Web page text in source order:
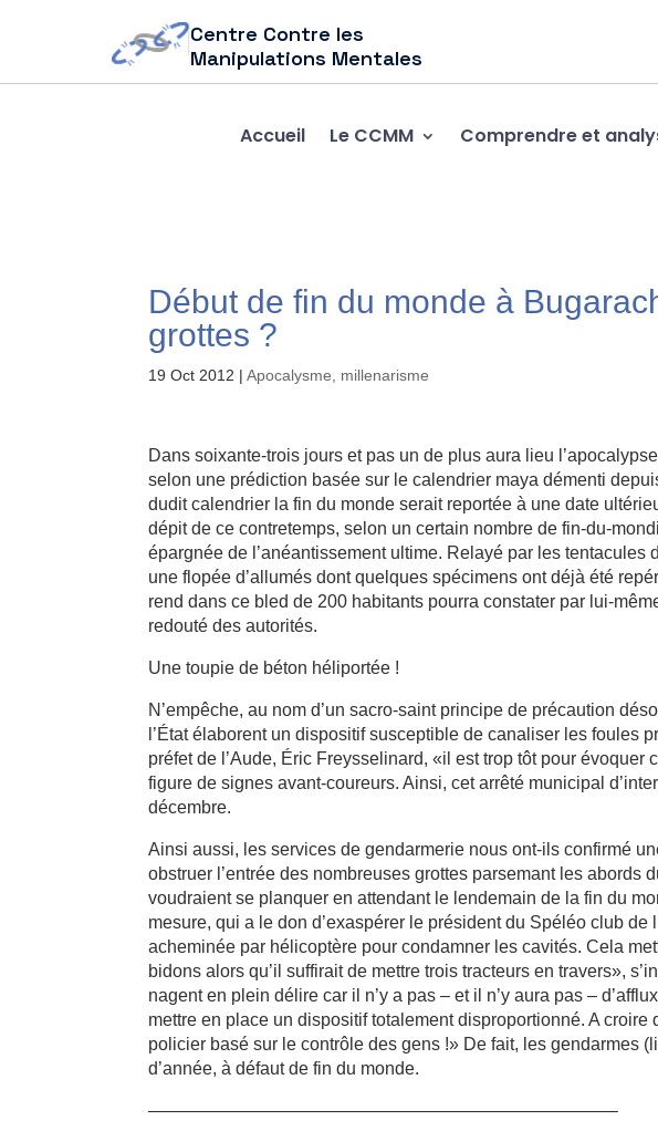
Centre Contre les
Manipulations Mentales
Accueil Le CCMM Comprendre et
Début de fin du monde à
grottes ?
19 Oct 2012 |Apocalysme, millenarisme
Dans soixante-trois jours et pas un de plus aura lieu
selon une prédiction basée sur le calendrier maya démenti
dudit calendrier la fin du monde serait reportée à une date
dépit de ce contretemps, selon un certain nombre de fin-du-
épargnée de l’anéantissement ultime. Relayé par les tentacules
une flopée d’allumés dont quelques spécimens ont déjà été
rend dans ce bled de 200 habitants pourra constater par lui-
redouté des autorités.
Une toupie de béton héliportée !
N’empêche, au nom d’un sacro-saint principe de précaution
l’État élaborent un dispositif susceptible de canaliser les foules
préfet de l’Aude, Éric Freysselinard, «il est trop tôt pour
figure de signes avant-coureurs. Ainsi, cet arrêté municipal
décembre.
Ainsi aussi, les services de gendarmerie nous ont-ils confirmé
obstruer l’entrée des nombreuses grottes parsemant les abords
voudraient se planquer en attendant le lendemain de la fin du
mesure, qui a le don d’exaspérer le président du Spéléo club de
acheminée par hélicoptère pour condamner les cavités. Cela
bidons alors qu’il suffirait de mettre trois tracteurs en travers»,
nagent en plein délire car il n’y a pas – et il n’y aura pas –
mettre en place un dispositif totalement disproportionné. A
policier basé sur le contrôle des gens !» De fait, les gendarmes
d’année, à défaut de fin du monde.
——————————————————————————–